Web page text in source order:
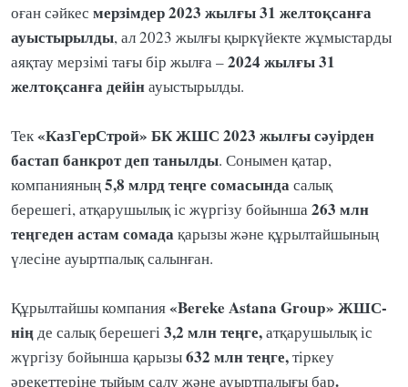
оған сәйкес мерзімдер 2023 жылғы 31 желтоқсанға
ауыстырылды, ал 2023 жылғы қыркүйекте жұмыстарды
аяқтау мерзімі тағы бір жылға –2024 жылғы 31
желтоқсанға дейінауыстырылды.
Тек«КазГерСтрой» БК ЖШС 2023 жылғы сәуірден
бастап банкрот деп танылды. Сонымен қатар,
компанияның5,8 млрд теңге сомасындасалық
берешегі, атқарушылық іс жүргізу бойынша263 млн
теңгеден астам сомадақарызы және құрылтайшының
үлесіне ауыртпалық салынған.
Құрылтайшы компания«Bereke Astana Group» ЖШС-
ніңде салық берешегі3,2 млн теңге,атқарушылық іс
жүргізу бойынша қарызы632 млн теңге,тіркеу
әрекеттеріне тыйым салу және ауыртпалығы бар.